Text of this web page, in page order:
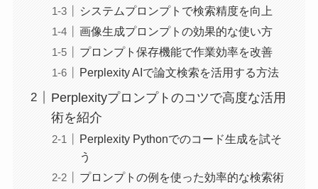
システムプロンプトで検索精度を向上
画像生成プロンプトの効果的な使い方
プロンプト保存機能で作業効率を改善
Perplexity AIで論文検索を活用する方法
Perplexityプロンプトのコツで高度な活用
術を紹介
Perplexity Pythonでのコード生成を試そ
う
プロンプトの例を使った効率的な検索術